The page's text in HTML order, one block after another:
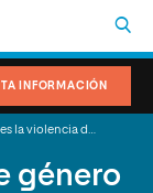
INFORMACIÓN
género